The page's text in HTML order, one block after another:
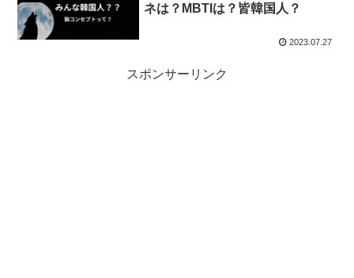
ネは？MBTIは？皆韓国人？
2023.07.27
スポンサーリンク